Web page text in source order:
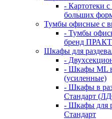
- Картотеки
больших
Тумбы офисные с
- Тумбы
бренд
Шкафы для
-
- Шкафы ML в
(усиленные)
- Шкафы в
Стандарт
- Шкафы для
Стандарт